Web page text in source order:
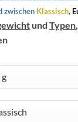
zwischen Klassisch,
und Typen